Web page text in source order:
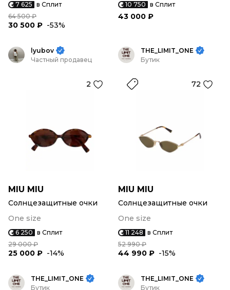
7 625 в Сплит
64 500 ₽
30 500 ₽ -53%
10 750 в Сплит
43 000 ₽
lyubov
Частный продавец
2
MIU MIU
Солнцезащитные очки
One size
6 250 в Сплит
29 000 ₽
25 000 ₽ -14%
THE_LIMIT_ONE
Бутик
72
MIU MIU
Солнцезащитные очки
One size
11 248 в Сплит
52 990 ₽
44 990 ₽ -15%
THE_LIMIT_ONE
Бутик
THE_LIMIT_ONE
Бутик